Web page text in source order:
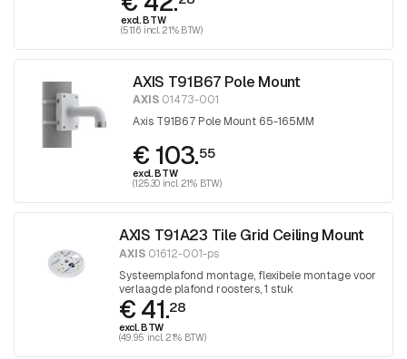
excl. BTW
(51.16 incl. 21% BTW)
AXIS T91B67 Pole Mount
AXIS 01473-001
Axis T91B67 Pole Mount 65-165MM
€ 103.55
excl. BTW
(125.30 incl. 21% BTW)
AXIS T91A23 Tile Grid Ceiling Mount
AXIS 01612-001-ps
Systeemplafond montage, flexibele montage voor
verlaagde plafond roosters, 1 stuk
€ 41.28
excl. BTW
(49.95 incl. 21% BTW)